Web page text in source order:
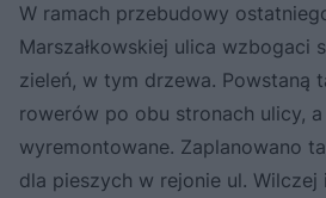
W ramach przebudowy
Marszałkowskiej ulica wzbogaci
zieleń, w tym drzewa. Powstaną
rowerów po obu stronach ulicy,
wyremontowane. Zaplanowano
dla pieszych w rejonie ul. Wilczej